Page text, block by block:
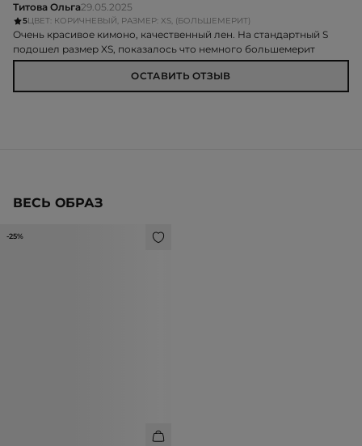
Титова Ольга29.05.2025
5ЦВЕТ: КОРИЧНЕВЫЙ, РАЗМЕР: XS, (БОЛЬШЕМЕРИТ)
Очень красивое кимоно, качественный лен. На стандартный S
подошел размер XS, показалось что немного большемерит
ОСТАВИТЬ ОТЗЫВ
ВЕСЬ ОБРАЗ
-25%